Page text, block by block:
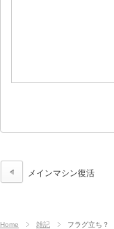
メインマシン復活
Home 雑記 フラグ立ち？